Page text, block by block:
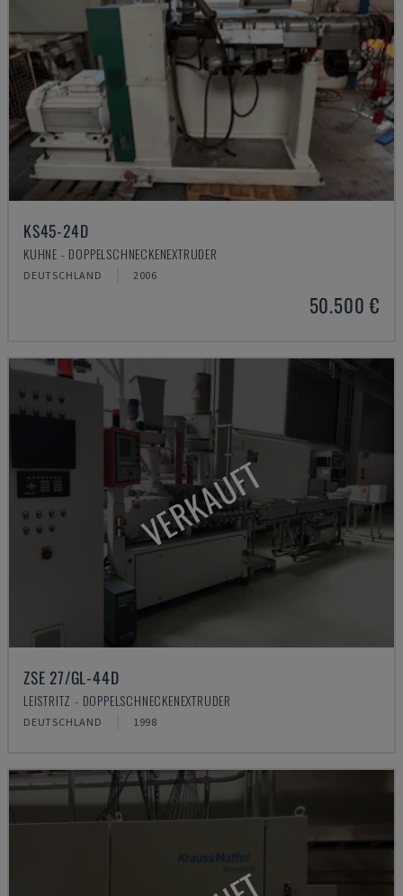
KS45-24D
KUHNE - DOPPELSCHNECKENEXTRUDER
DEUTSCHLAND 2006
50.500 €
VERKAUFT
ZSE 27/GL-44D
LEISTRITZ - DOPPELSCHNECKENEXTRUDER
DEUTSCHLAND 1998